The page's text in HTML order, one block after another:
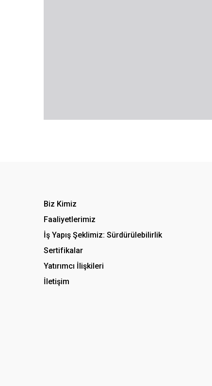
Biz Kimiz
Faaliyetlerimiz
İş Yapış Şeklimiz: Sürdürülebilirlik
Sertifikalar
Yatırımcı İlişkileri
İletişim